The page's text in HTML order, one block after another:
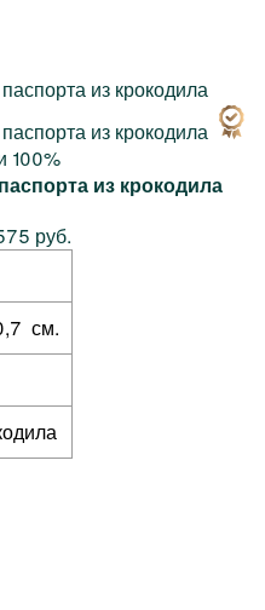
100%
из крокодила
руб.
см.